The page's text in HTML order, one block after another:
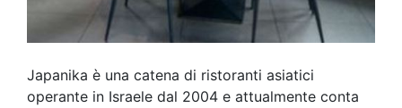
Japanika è una catena di ristoranti asiatici
operante in Israele dal 2004 e attualmente conta